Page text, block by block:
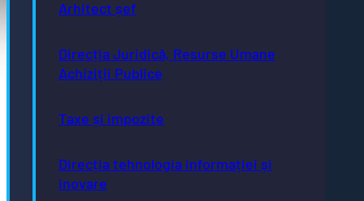
Arhitect șef
Direcția Juridică, Resurse Umane
Achiziții Publice
Taxe și impozite
Direcția tehnologia informației și
inovare
Taxe și impozite